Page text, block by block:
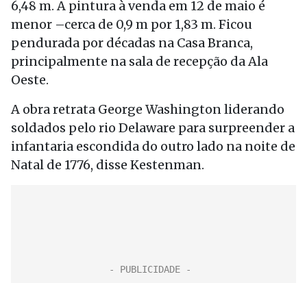
6,48 m. A pintura à venda em 12 de maio é
menor –cerca de 0,9 m por 1,83 m. Ficou
pendurada por décadas na Casa Branca,
principalmente na sala de recepção da Ala
Oeste.
A obra retrata George Washington liderando
soldados pelo rio Delaware para surpreender a
infantaria escondida do outro lado na noite de
Natal de 1776, disse Kestenman.